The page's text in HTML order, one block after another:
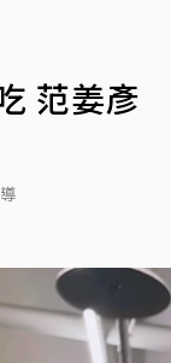
范姜彥